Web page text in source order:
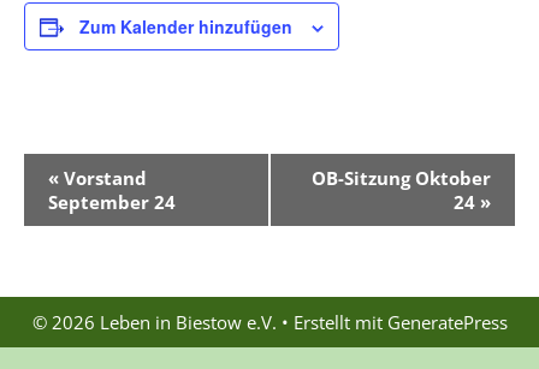
Zum Kalender hinzufügen
r
s
t
« Vorstand
September 24
OB-Sitzung Oktober
24 »
© 2026 Leben in Biestow e.V. • Erstellt mit GeneratePress